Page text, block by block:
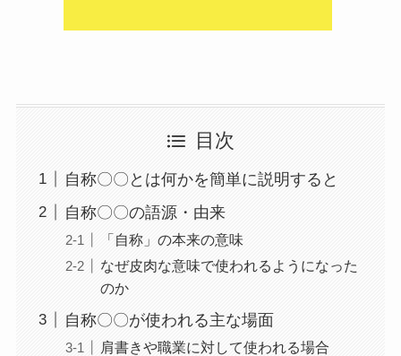
目次
自称〇〇とは何かを簡単に説明すると
自称〇〇の語源・由来
「自称」の本来の意味
なぜ皮肉な意味で使われるようになった
のか
自称〇〇が使われる主な場面
肩書きや職業に対して使われる場合